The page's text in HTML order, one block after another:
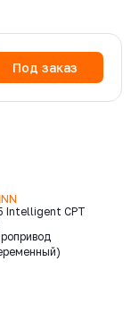
Intelligent CPT
Под заказ